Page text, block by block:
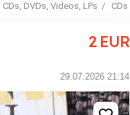
CDs, DVDs, Videos, LPs CDs
2 EUR
29.07.2026 21:14